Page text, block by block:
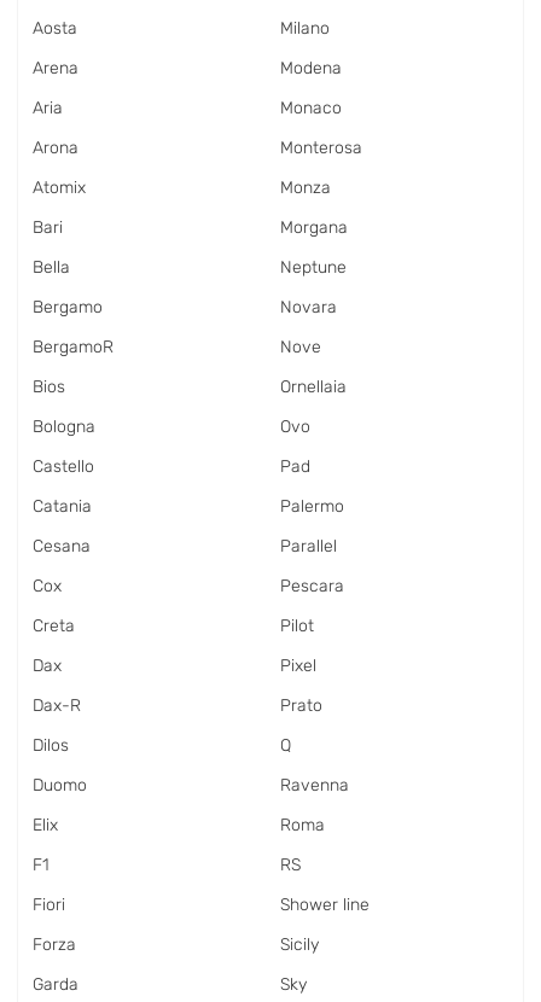
Aosta
Arena
Aria
Arona
Atomix
Bari
Bella
Bergamo
BergamoR
Bios
Bologna
Castello
Catania
Cesana
Cox
Creta
Dax
Dax-R
Dilos
Duomo
Elix
F1
Fiori
Forza
Garda
Milano
Modena
Monaco
Monterosa
Monza
Morgana
Neptune
Novara
Nove
Ornellaia
Ovo
Pad
Palermo
Parallel
Pescara
Pilot
Pixel
Prato
Q
Ravenna
Roma
RS
Shower line
Sicily
Sky